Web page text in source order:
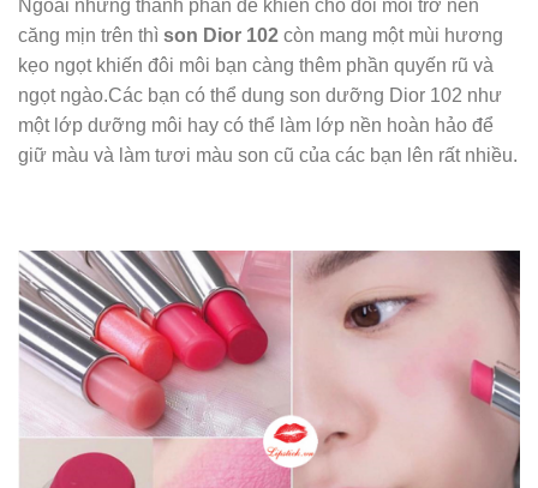
Ngoài những thành phần để khiến cho đôi môi trở nên
căng mịn trên thì son Dior 102 còn mang một mùi hương
kẹo ngọt khiến đôi môi bạn càng thêm phần quyến rũ và
ngọt ngào.Các bạn có thể dung son dưỡng Dior 102 như
một lớp dưỡng môi hay có thể làm lớp nền hoàn hảo để
giữ màu và làm tươi màu son cũ của các bạn lên rất nhiều.